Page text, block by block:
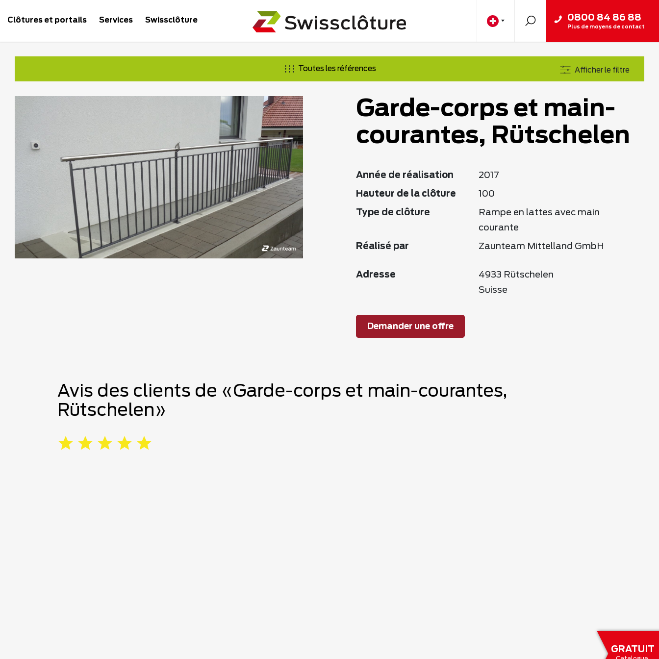
GRATUIT
Clôtures et portails Services Swissclôture 0800 84 86 88
Plus de moyens de contact
Toutes les références Afficher le filtre
Garde-corps et main-
courantes, Rütschelen
Année de réalisation 2017
Hauteur de la clôture 100
Type de clôture
Rampe en lattes avec main
courante
Réalisé par Zaunteam Mittelland GmbH
Adresse
4933 Rütschelen
Suisse
Demander une offre
Avis des clients de «Garde-corps et main-courantes,
Rütschelen»